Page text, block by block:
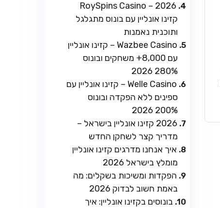
RoySpins Casino – 2026
קזינו אונליין עם בונוס מתגלגל
ותוכנית נאמנות
Wazbee Casino – קזינו אונליין
עם 8,000+ משחקים ובונוס
280% 2026
Welle Casino – קזינו אונליין עם
ספינים ללא הפקדה ובונוס
200% 2026
2026 קזינו אונליין בישראל –
מדריך קצר לשחקן החדש
איך אנחנו מדרגים קזינו אונליין
מומלץ בישראל 2026
הפקדות ומשיכות בשקלים: מה
באמת חשוב לבדוק 2026
בונוסים בקזינו אונליין: איך